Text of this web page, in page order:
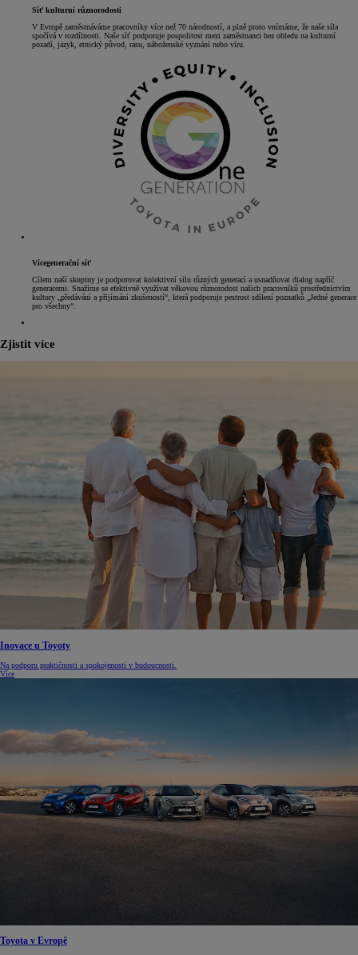
Síť kulturní různorodosti
V Evropě zaměstnáváme pracovníky více než 70 národností, a plně proto vnímáme, že naše síla
spočívá v rozdílnosti. Naše síť podporuje pospolitost mezi zaměstnanci bez ohledu na kulturní
pozadí, jazyk, etnický původ, rasu, náboženské vyznání nebo víru.
Vícegenerační síť
Cílem naší skupiny je podporovat kolektivní sílu různých generací a usnadňovat dialog napříč
generacemi. Snažíme se efektivně využívat věkovou různorodost našich pracovníků prostřednictvím
kultury „předávání a přijímání zkušeností“, která podporuje pestrost sdílení poznatků „Jedné generace
pro všechny“.
Zjistit více
Inovace u Toyoty
Na podporu praktičnosti a spokojenosti v budoucnosti.
Více
Toyota v Evropě